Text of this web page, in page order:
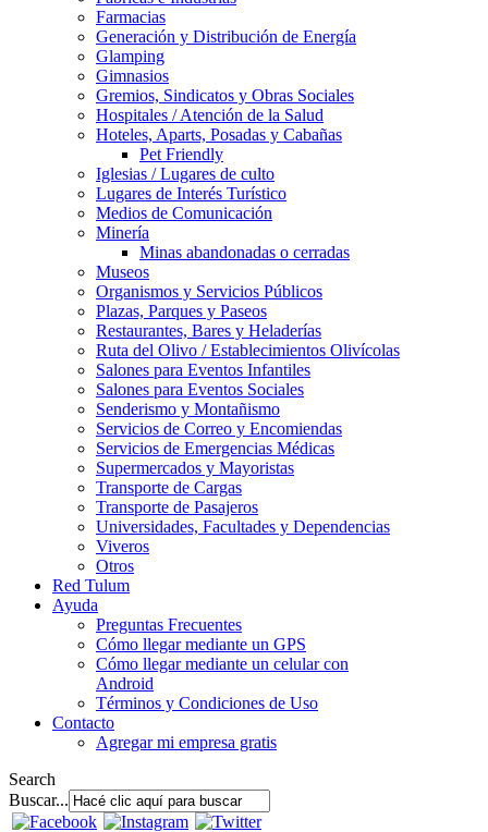
Farmacias
Generación y Distribución de Energía
Glamping
Gimnasios
Gremios, Sindicatos y Obras Sociales
Hospitales / Atención de la Salud
Hoteles, Aparts, Posadas y Cabañas
Pet Friendly
Iglesias / Lugares de culto
Lugares de Interés Turístico
Medios de Comunicación
Minería
Minas abandonadas o cerradas
Museos
Organismos y Servicios Públicos
Plazas, Parques y Paseos
Restaurantes, Bares y Heladerías
Ruta del Olivo / Establecimientos Olivícolas
Salones para Eventos Infantiles
Salones para Eventos Sociales
Senderismo y Montañismo
Servicios de Correo y Encomiendas
Servicios de Emergencias Médicas
Supermercados y Mayoristas
Transporte de Cargas
Transporte de Pasajeros
Universidades, Facultades y Dependencias
Viveros
Otros
Red Tulum
Ayuda
Preguntas Frecuentes
Cómo llegar mediante un GPS
Cómo llegar mediante un celular con
Android
Términos y Condiciones de Uso
Contacto
Agregar mi empresa gratis
Search
Buscar...